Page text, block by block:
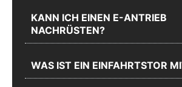
KANN ICH EINEN E-ANTRIEB
NACHRÜSTEN?
WAS IST EIN EINFAHRTSTOR